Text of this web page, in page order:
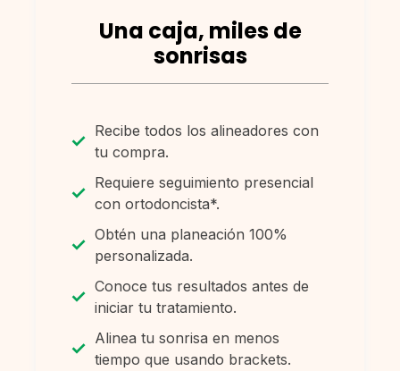
Una caja, miles de
sonrisas
Recibe todos los alineadores con
tu compra.
Requiere seguimiento presencial
con ortodoncista*.
Obtén una planeación 100%
personalizada.
Conoce tus resultados antes de
iniciar tu tratamiento.
Alinea tu sonrisa en menos
tiempo que usando brackets.